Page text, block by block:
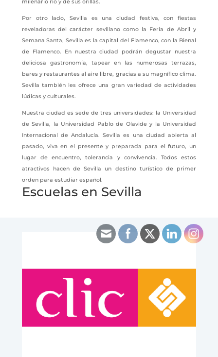
milenario río y de sus orillas.
Por otro lado, Sevilla es una ciudad festiva, con fiestas
reveladoras del carácter sevillano como la Feria de Abril y
Semana Santa, Sevilla es la capital del Flamenco, con la Bienal
de Flamenco. En nuestra ciudad podrán degustar nuestra
deliciosa gastronomía, tapear en las numerosas terrazas,
bares y restaurantes al aire libre, gracias a su magnífico clima.
Sevilla también les ofrece una gran variedad de actividades
lúdicas y culturales.
Nuestra ciudad es sede de tres universidades: la Universidad
de Sevilla, la Universidad Pablo de Olavide y la Universidad
Internacional de Andalucía. Sevilla es una ciudad abierta al
pasado, viva en el presente y preparada para el futuro, un
lugar de encuentro, tolerancia y convivencia. Todos estos
atractivos hacen de Sevilla un destino turístico de primer
orden para estudiar español.
Escuelas en Sevilla